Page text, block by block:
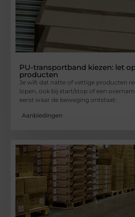
PU-transportband kiezen: let
producten
Je wilt dat natte of vettige producten
lopen, ook bij start/stop of een
eerst waar de beweging ontstaat:
Aanbiedingen